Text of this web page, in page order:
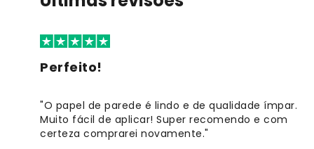
Perfeito!
"O papel de parede é lindo e de qualidade ímpar.
Muito fácil de aplicar! Super recomendo e com
certeza comprarei novamente."